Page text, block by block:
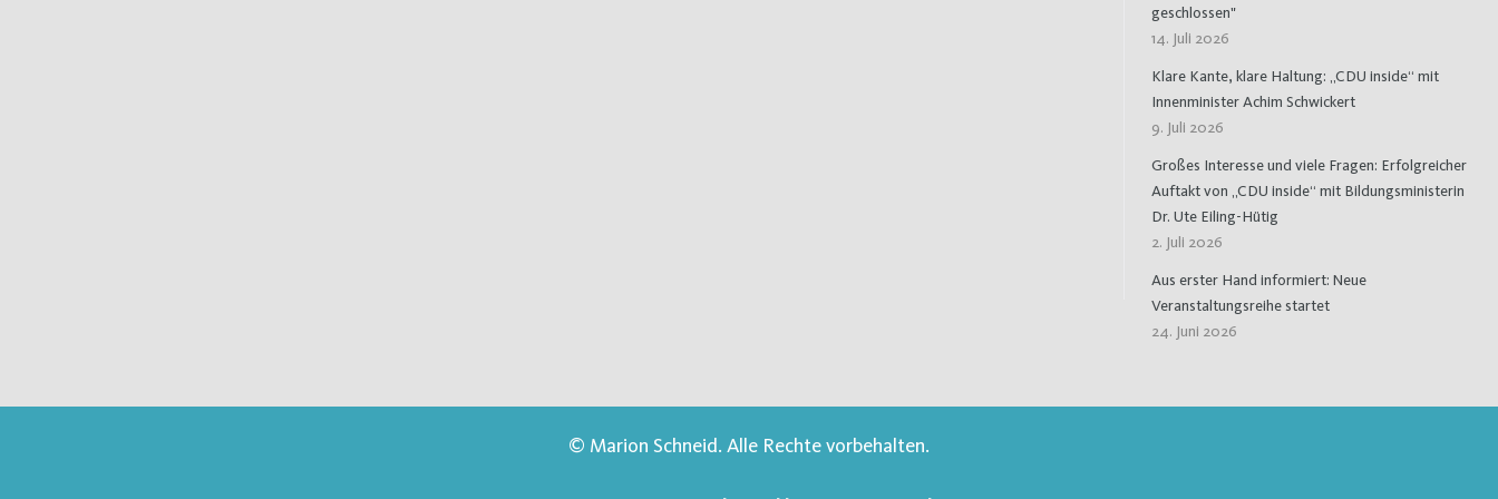
geschlossen"
14. Juli 2026
Klare Kante, klare Haltung: „CDU inside“ mit
Innenminister Achim Schwickert
9. Juli 2026
Großes Interesse und viele Fragen: Erfolgreicher
Auftakt von „CDU inside“ mit Bildungsministerin
Dr. Ute Eiling-Hütig
2. Juli 2026
Aus erster Hand informiert: Neue
Veranstaltungsreihe startet
24. Juni 2026
© Marion Schneid. Alle Rechte vorbehalten.